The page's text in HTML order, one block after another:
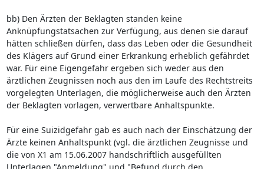
bb) Den Ärzten der Beklagten standen keine
Anknüpfungstatsachen zur Verfügung, aus denen sie darauf
hätten schließen dürfen, dass das Leben oder die Gesundheit
des Klägers auf Grund einer Erkrankung erheblich gefährdet
war. Für eine Eigengefahr ergeben sich weder aus den
ärztlichen Zeugnissen noch aus den im Laufe des Rechtstreits
vorgelegten Unterlagen, die möglicherweise auch den Ärzten
der Beklagten vorlagen, verwertbare Anhaltspunkte.
Für eine Suizidgefahr gab es auch nach der Einschätzung der
Ärzte keinen Anhaltspunkt (vgl. die ärztlichen Zeugnisse und
die von X1 am 15.06.2007 handschriftlich ausgefüllten
Unterlagen "Anmeldung" und "Befund durch den